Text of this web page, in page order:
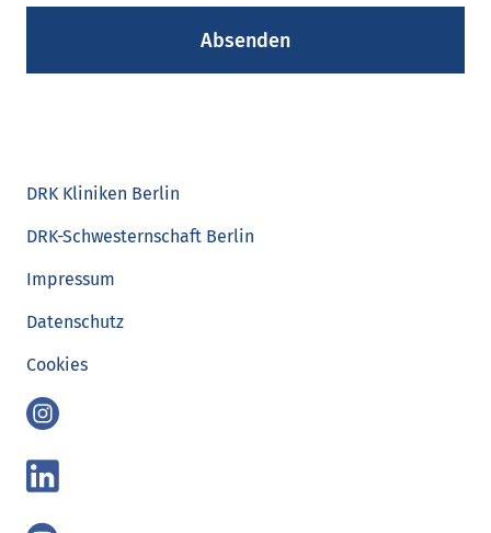
Absenden
DRK Kliniken Berlin
DRK-Schwesternschaft Berlin
Impressum
Datenschutz
Cookies